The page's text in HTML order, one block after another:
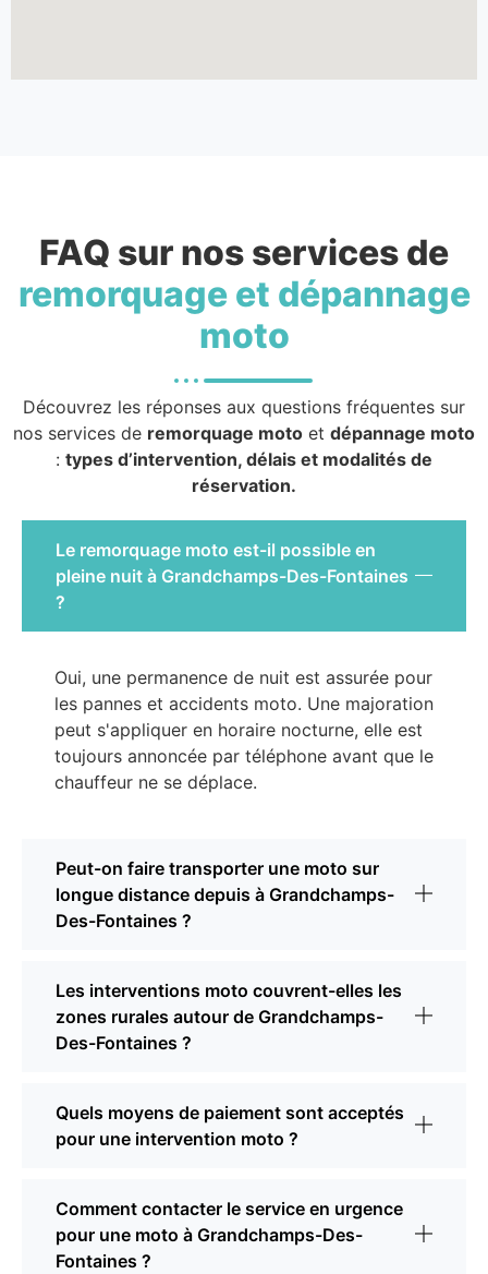
FAQ sur nos services de
remorquage et dépannage
moto
Découvrez les réponses aux questions fréquentes sur
nos services de remorquage moto et dépannage moto
: types d’intervention, délais et modalités de
réservation.
Le remorquage moto est-il possible en
pleine nuit à Grandchamps-Des-Fontaines
?
Oui, une permanence de nuit est assurée pour
les pannes et accidents moto. Une majoration
peut s'appliquer en horaire nocturne, elle est
toujours annoncée par téléphone avant que le
chauffeur ne se déplace.
Peut-on faire transporter une moto sur
longue distance depuis à Grandchamps-
Des-Fontaines ?
Les interventions moto couvrent-elles les
zones rurales autour de Grandchamps-
Des-Fontaines ?
Quels moyens de paiement sont acceptés
pour une intervention moto ?
Comment contacter le service en urgence
pour une moto à Grandchamps-Des-
Fontaines ?